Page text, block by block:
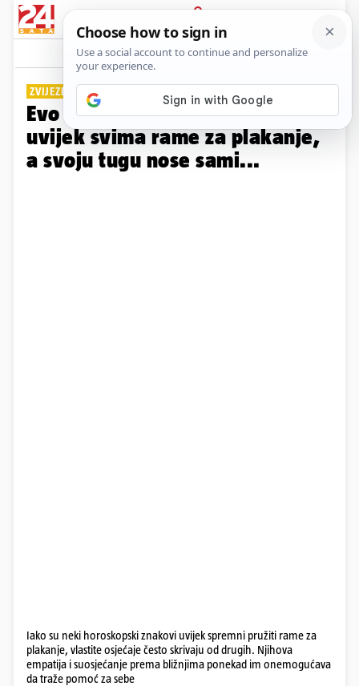
PRIJAVA
Galerija Komentari
ZVIJEZDE OTKRIVAJU
Evo koji znakovi Zodijaka su
uvijek svima rame za plakanje,
a svoju tugu nose sami...
Iako su neki horoskopski znakovi uvijek spremni pružiti rame za
plakanje, vlastite osjećaje često skrivaju od drugih. Njihova
empatija i suosjećanje prema bližnjima ponekad im onemogućava
da traže pomoć za sebe